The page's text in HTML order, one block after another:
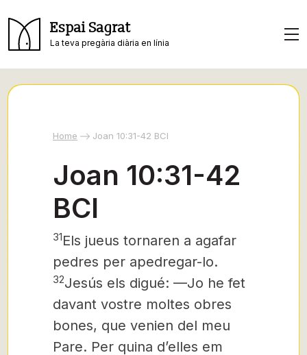
Espai Sagrat
La teva pregària diària en línia
Home Joan 10:31-42 BCI
Joan 10:31-42
BCI
31Els jueus tornaren a agafar
pedres per apedregar-lo.
32Jesús els digué: —Jo he fet
davant vostre moltes obres
bones, que venien del meu
Pare. Per quina d’elles em